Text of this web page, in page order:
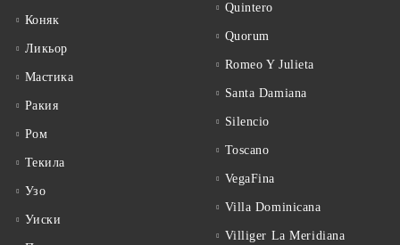
Коняк
Ликьор
Мастика
Ракия
Ром
Текила
Узо
Уиски
Quintero
Quorum
Romeo Y Julieta
Santa Damiana
Silencio
Toscano
VegaFina
Villa Dominicana
Villiger La Meridiana